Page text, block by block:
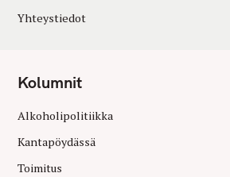
Yhteystiedot
Kolumnit
Alkoholipolitiikka
Kantapöydässä
Toimitus